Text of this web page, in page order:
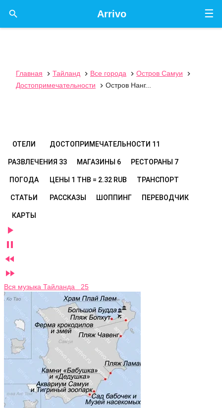
☰
Arrivo

Главная  Тайланд  Все города  Остров Самуи

Достопримечательности
 Остров Нанг...
ОТЕЛИ ДОСТОПРИМЕЧАТЕЛЬНОСТИ 11
РАЗВЛЕЧЕНИЯ 33 МАГАЗИНЫ 6 РЕСТОРАНЫ 7
ПОГОДА ЦЕНЫ 1 THB = 2.32 RUB ТРАНСПОРТ
СТАТЬИ РАССКАЗЫ ШОППИНГ ПЕРЕВОДЧИК
КАРТЫ




Вся музыка Тайланда 25